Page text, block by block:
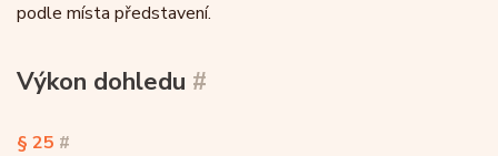
podle místa představení.
Výkon dohledu #
§ 25 #